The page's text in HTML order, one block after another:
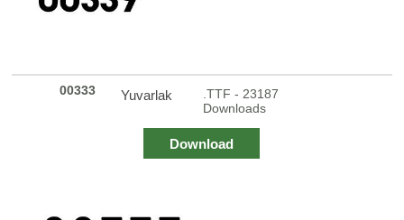
00333 Yuvarlak
.TTF - 23187
Downloads
Download